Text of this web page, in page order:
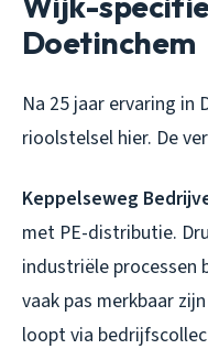
Doetinchem
Na 25 jaar ervaring in
rioolstelsel hier. De
Keppelseweg
met PE-distributie.
industriële
vaak pas merkbaar
loopt via